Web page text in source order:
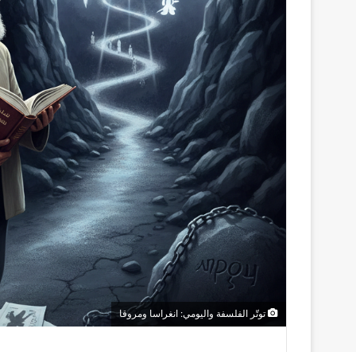
توتّر الفلسفة واليومي: انغراسا ومروقا